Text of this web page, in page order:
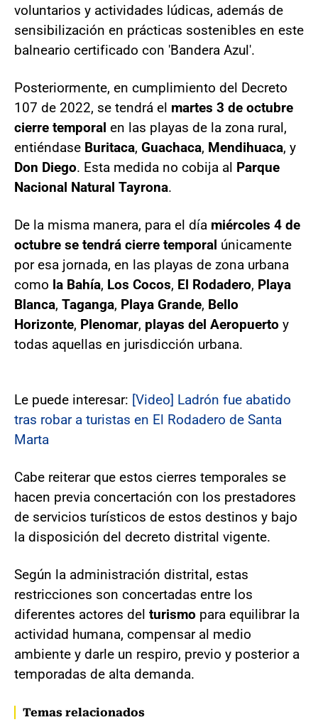
voluntarios y actividades lúdicas, además de
sensibilización en prácticas sostenibles en este
balneario certificado con 'Bandera Azul'.
Posteriormente, en cumplimiento del Decreto
107 de 2022, se tendrá el martes 3 de octubre
cierre temporal en las playas de la zona rural,
entiéndase Buritaca, Guachaca, Mendihuaca, y
Don Diego. Esta medida no cobija al Parque
Nacional Natural Tayrona.
De la misma manera, para el día miércoles 4 de
octubre se tendrá cierre temporal únicamente
por esa jornada, en las playas de zona urbana
como la Bahía, Los Cocos, El Rodadero, Playa
Blanca, Taganga, Playa Grande, Bello
Horizonte, Plenomar, playas del Aeropuerto y
todas aquellas en jurisdicción urbana.
Le puede interesar: [Video] Ladrón fue abatido
tras robar a turistas en El Rodadero de Santa
Marta
Cabe reiterar que estos cierres temporales se
hacen previa concertación con los prestadores
de servicios turísticos de estos destinos y bajo
la disposición del decreto distrital vigente.
Según la administración distrital, estas
restricciones son concertadas entre los
diferentes actores del turismo para equilibrar la
actividad humana, compensar al medio
ambiente y darle un respiro, previo y posterior a
temporadas de alta demanda.
Temas relacionados